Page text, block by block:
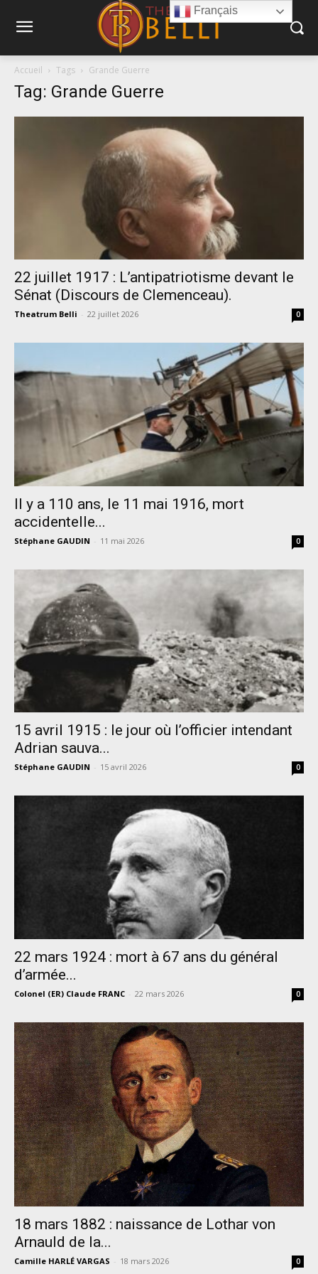
Accueil Tags Grande Guerre
Tag: Grande Guerre
22 juillet 1917 : L’antipatriotisme devant le
Sénat (Discours de Clemenceau).
Theatrum Belli - 22 juillet 2026 0
Il y a 110 ans, le 11 mai 1916, mort
accidentelle...
Stéphane GAUDIN - 11 mai 2026 0
15 avril 1915 : le jour où l’officier intendant
Adrian sauva...
Stéphane GAUDIN - 15 avril 2026 0
22 mars 1924 : mort à 67 ans du général
d’armée...
Colonel (ER) Claude FRANC - 22 mars 2026 0
18 mars 1882 : naissance de Lothar von
Arnauld de la...
Camille HARLÉ VARGAS - 18 mars 2026 0
Français